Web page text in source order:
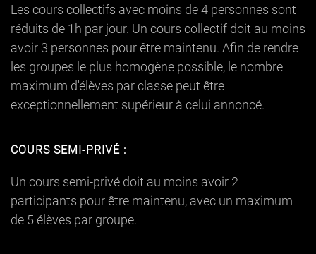
Les cours collectifs avec moins de 4 personnes sont
réduits de 1h par jour. Un cours collectif doit au moins
avoir 3 personnes pour être maintenu. Afin de rendre
les groupes le plus homogène possible, le nombre
maximum d'élèves par classe peut être
exceptionnellement supérieur à celui annoncé.
COURS SEMI-PRIVÉ :
Un cours semi-privé doit au moins avoir 2
participants pour être maintenu, avec un maximum
de 5 élèves par groupe.